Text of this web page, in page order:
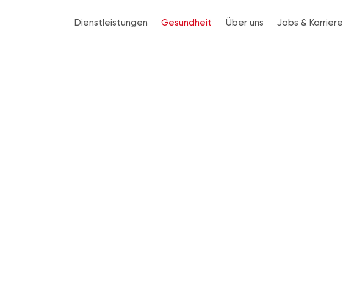
Dienstleistungen Gesundheit Über uns Jobs & Karriere